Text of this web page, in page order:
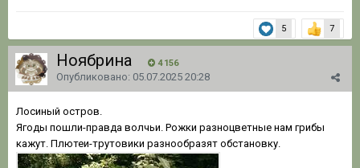
5 7
Ноябрина 4 156
Опубликовано: 05.07.2025 20:28
Лосиный остров.
Ягоды пошли-правда волчьи. Рожки разноцветные нам грибы
кажут. Плютеи-трутовики разнообразят обстановку.